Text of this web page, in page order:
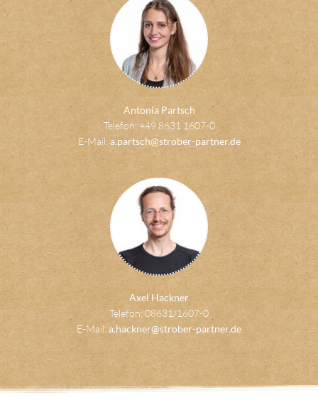
Antonia Partsch
Telefon: +49 8631 1607-0
E-Mail:a.partsch@strober-partner.de
Axel Hackner
Telefon: 08631/1607-0
E-Mail:a.hackner@strober-partner.de